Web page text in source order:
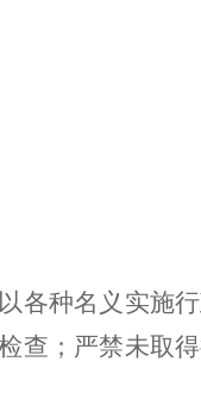
各种名义实施行
查；严禁未取